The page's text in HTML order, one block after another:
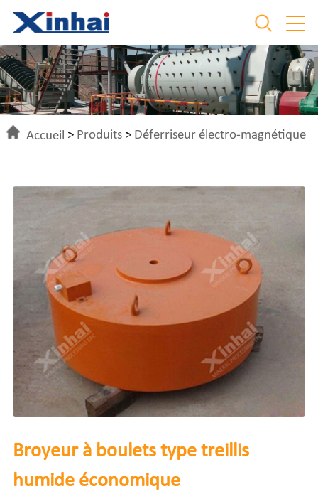
Accueil > Produits > Déferriseur électro-magnétique
Broyeur à boulets type treillis
humide économique